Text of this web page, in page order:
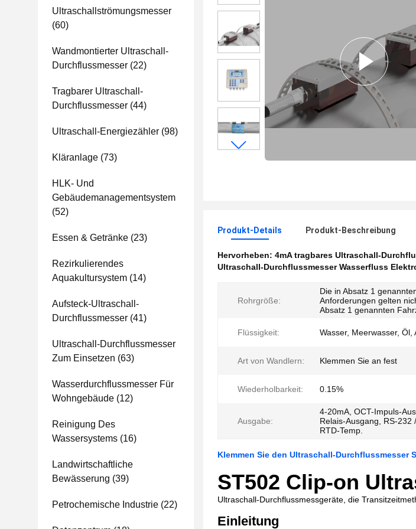
Ultraschallströmungsmesser
(60)
Wandmontierter Ultraschall-
Durchflussmesser (22)
Tragbarer Ultraschall-
Durchflussmesser (44)
Ultraschall-Energiezähler (98)
Kläranlage (73)
HLK- Und
Gebäudemanagementsystem
(52)
Essen & Getränke (23)
Rezirkulierendes
Aquakultursystem (14)
Aufsteck-Ultraschall-
Durchflussmesser (41)
Ultraschall-Durchflussmesser
Zum Einsetzen (63)
Wasserdurchflussmesser Für
Wohngebäude (12)
Reinigung Des
Wassersystems (16)
Landwirtschaftliche
Bewässerung (39)
Petrochemische Industrie (22)
Produkt-Details Produkt-Beschreibung
Hervorheben: 4mA tragbares Ultraschall-
Ultraschall-Durchflussmesser Wasserfluss
Rohrgröße:
Die in Absatz 1
Anforderungen gelten
Absatz 1 genannten
Flüssigkeit: Wasser, Meerwasser, Öl,
Art von Wandlern: Klemmen Sie an fest
Wiederholbarkeit: 0.15%
Ausgabe:
4-20mA, OCT-Impuls-
Relais-Ausgang, RS-232
RTD-Temp.
Klemmen Sie den Ultraschall-Durchflussmesser
ST502 Clip-on
Ultraschall-Durchflussmessgeräte, die
Einleitung